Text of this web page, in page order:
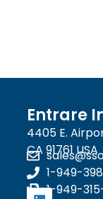
Entrare
4405 E.
CA 91761 USA
1-949-
1-949-